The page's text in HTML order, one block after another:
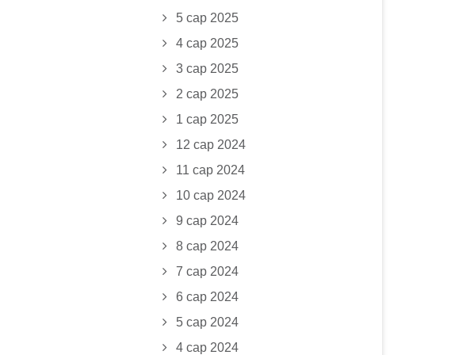
5 сар 2025
4 сар 2025
3 сар 2025
2 сар 2025
1 сар 2025
12 сар 2024
11 сар 2024
10 сар 2024
9 сар 2024
8 сар 2024
7 сар 2024
6 сар 2024
5 сар 2024
4 сар 2024